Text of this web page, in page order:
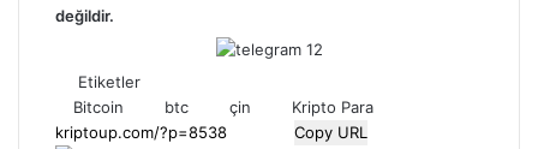
değildir.
Etiketler
Bitcoin
btc çin
Kripto Para
Copy URL